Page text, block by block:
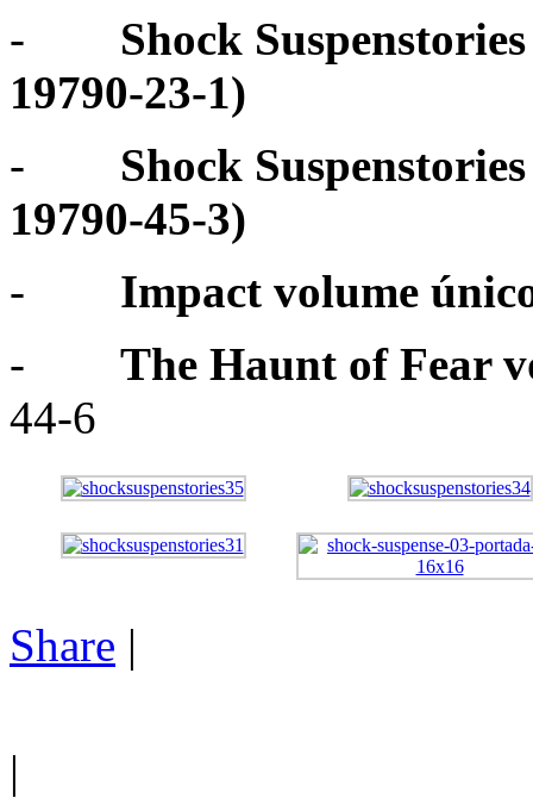
- Shock
19790-23-1)
- Shock
19790-45-3)
- Impact volume
- The Haunt of Fear
44-6
Share |
|